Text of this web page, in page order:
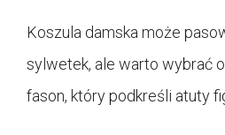
Koszula damska może
sylwetek, ale warto wybrać
fason, który podkreśli atuty